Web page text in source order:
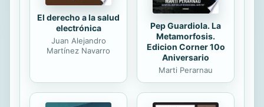
El derecho a la salud
electrónica
Juan Alejandro
Martínez Navarro
Pep Guardiola. La
Metamorfosis.
Edicion Corner 10o
Aniversario
Marti Perarnau